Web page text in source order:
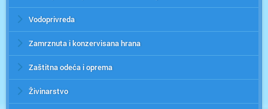
Vodoprivreda
Zamrznuta i konzervisana hrana
Zaštitna odeća i oprema
Živinarstvo